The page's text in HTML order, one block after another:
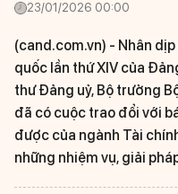
23/01/2026 00:00
(cand.com.vn) - Nhân
quốc lần thứ XIV của
thư Đảng uỷ, Bộ trưởng
đã có cuộc trao đổi với
được của ngành Tài
những nhiệm vụ, giải